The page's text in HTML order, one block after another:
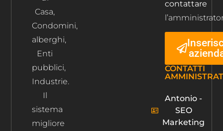
Casa,
Condomini,
alberghi,
Enti
pubblici,
Industrie.
Il
sistema
migliore
contattare
CONTATTI
Antonio -
SEO
Marketing